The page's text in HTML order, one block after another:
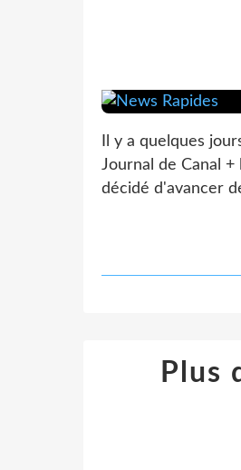
Il y a quelques
Journal de Canal
décidé d'avancer
Plus